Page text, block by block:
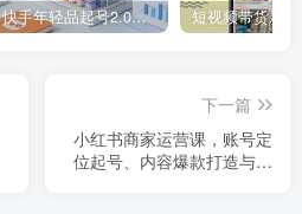
快手年轻品起号2.0：养号选品，剪辑封面，投流技巧，从0到爆单全流程
下一篇
小红书商家运营课，账号定
位起号、内容爆款打造与短